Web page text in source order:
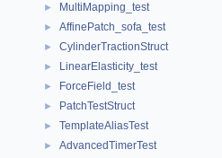
► MultiMapping_test
► AffinePatch_sofa_test
► CylinderTractionStruct
► LinearElasticity_test
► ForceField_test
► PatchTestStruct
► TemplateAliasTest
► AdvancedTimerTest